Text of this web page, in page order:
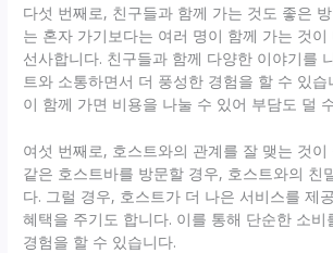
다섯 번째로, 친구들과 함께 가는 것도 좋은
는 혼자 가기보다는 여러 명이 함께 가는 것
선사합니다. 친구들과 함께 다양한 이야기를
트와 소통하면서 더 풍성한 경험을 할 수 있습
이 함께 가면 비용을 나눌 수 있어 부담도 덜
여섯 번째로, 호스트와의 관계를 잘 맺는 것이
같은 호스트바를 방문할 경우, 호스트와의 친
다. 그럴 경우, 호스트가 더 나은 서비스를 제
혜택을 주기도 합니다. 이를 통해 단순한 소
경험을 할 수 있습니다.